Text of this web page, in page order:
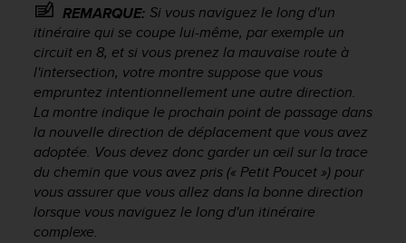
REMARQUE: Si vous naviguez le long d'un
itinéraire qui se coupe lui-même, par exemple un
circuit en 8, et si vous prenez la mauvaise route à
l'intersection, votre montre suppose que vous
empruntez intentionnellement une autre direction.
La montre indique le prochain point de passage dans
la nouvelle direction de déplacement que vous avez
adoptée. Vous devez donc garder un œil sur la trace
du chemin que vous avez pris (« Petit Poucet ») pour
vous assurer que vous allez dans la bonne direction
lorsque vous naviguez le long d'un itinéraire
complexe.